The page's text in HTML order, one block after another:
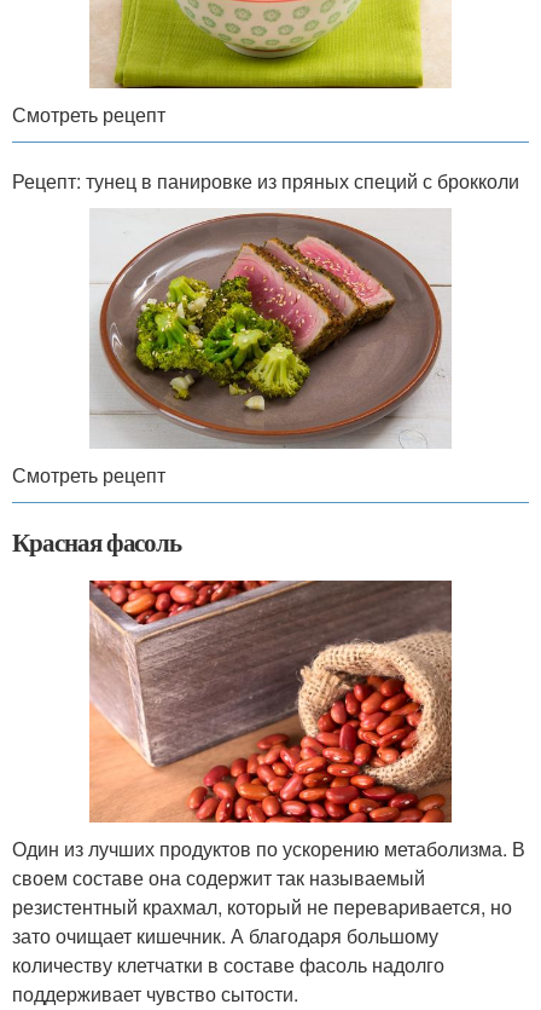
Смотреть рецепт
Рецепт: тунец в панировке из пряных специй с брокколи
Смотреть рецепт
Красная фасоль
Один из лучших продуктов по ускорению метаболизма. В
своем составе она содержит так называемый
резистентный крахмал, который не переваривается, но
зато очищает кишечник. А благодаря большому
количеству клетчатки в составе фасоль надолго
поддерживает чувство сытости.